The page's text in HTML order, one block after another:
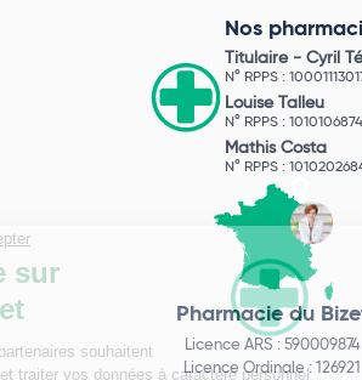
Nos
Titulaire - Cyril
N° RPPS :
Louise Talleu
N° RPPS :
Mathis Costa
N° RPPS :
Pharmacie du
Licence ARS : 590009874
Licence Ordinale : 126921